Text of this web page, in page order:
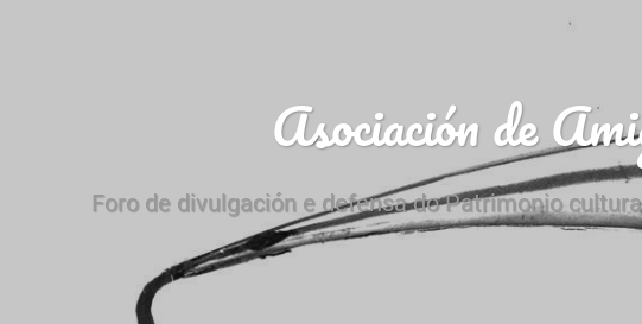
Asociación de
Foro de divulgación e defensa do Patrimonio